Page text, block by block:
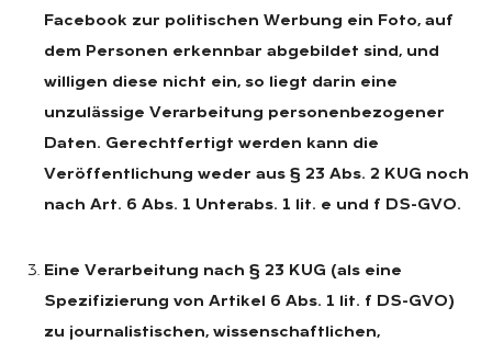
Facebook zur politischen Werbung ein Foto, auf
dem Personen erkennbar abgebildet sind, und
willigen diese nicht ein, so liegt darin eine
unzulässige Verarbeitung personenbezogener
Daten. Gerechtfertigt werden kann die
Veröffentlichung weder aus § 23 Abs. 2 KUG noch
nach Art. 6 Abs. 1 Unterabs. 1 lit. e und f DS-GVO.
Eine Verarbeitung nach § 23 KUG (als eine
Spezifizierung von Artikel 6 Abs. 1 lit. f DS-GVO)
zu journalistischen, wissenschaftlichen,